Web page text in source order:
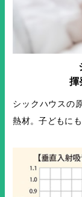
揮
シックハウスの
熱材。子どもに